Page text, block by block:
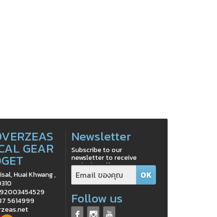
GEAR
Huai Khwang ,
5614999
Newsletter
Subscribe to our
newsletter to receive
exclusive offers
Follow us